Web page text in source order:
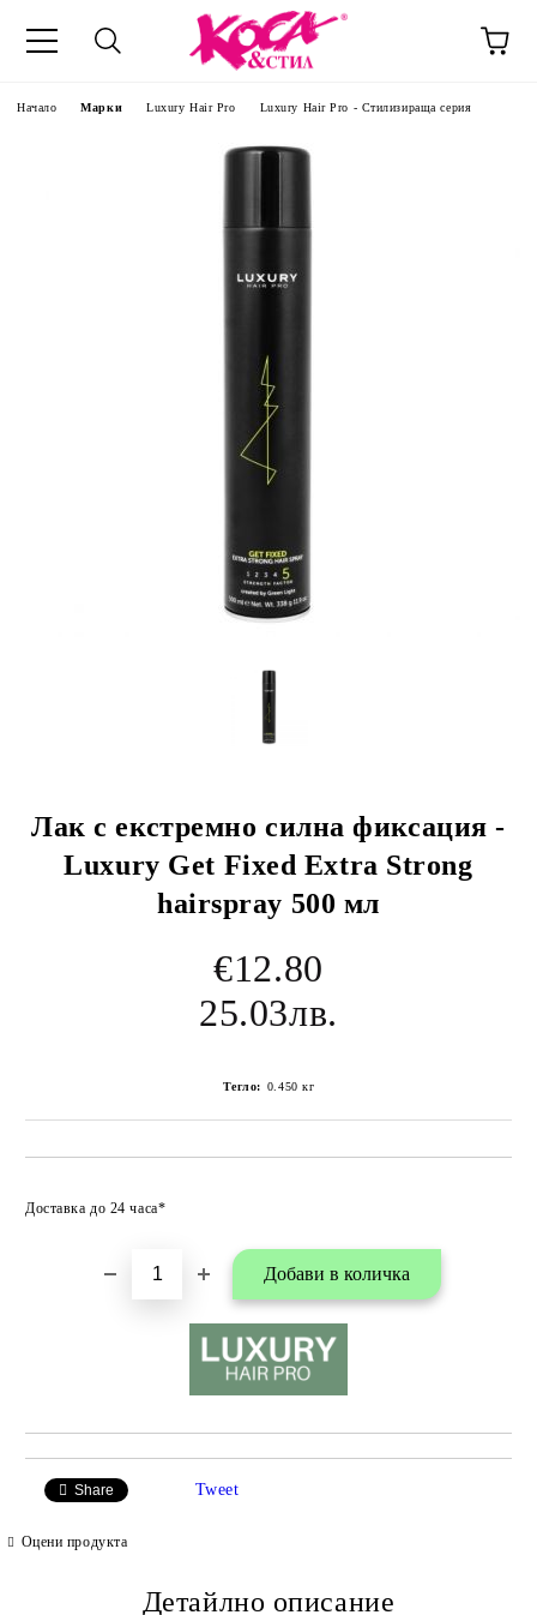
Начало Марки Luxury Hair Pro Luxury Hair Pro - Стилизираща серия
Лак с екстремно силна фиксация -
Luxury Get Fixed Extra Strong
hairspray 500 мл
€12.80
25.03лв.
Тегло: 0.450 кг
Доставка до 24 часа*
Share Tweet
Оцени продукта
Детайлно описание